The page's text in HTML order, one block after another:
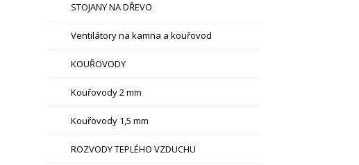
STOJANY NA DŘEVO
Ventilátory na kamna a kouřovod
KOUŘOVODY
Kouřovody 2 mm
Kouřovody 1,5 mm
ROZVODY TEPLÉHO VZDUCHU